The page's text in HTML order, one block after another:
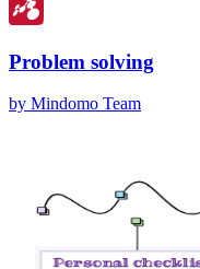
Problem solving
by Mindomo Team